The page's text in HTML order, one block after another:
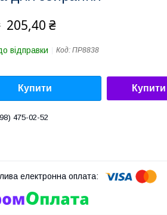
205,40 ₴
відправки Код: ПР8838
Купити Купити
475-02-52